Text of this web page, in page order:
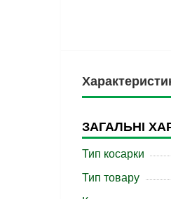
ЗАГАЛЬНІ
Тип косарки
Тип товару